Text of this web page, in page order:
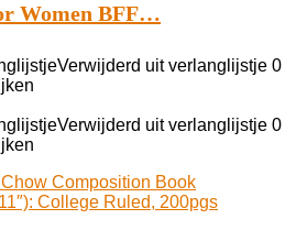
Women BFF…
Verwijderd uit verlanglijstje 0
Verwijderd uit verlanglijstje 0